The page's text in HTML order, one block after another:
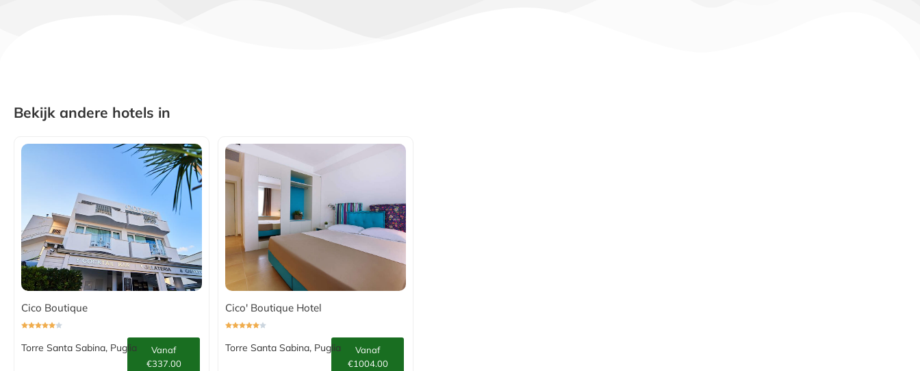
Bekijk andere hotels in
Cico Boutique
Torre Santa Sabina, Puglia
Vanaf
€337.00
Cico' Boutique Hotel
Torre Santa Sabina, Puglia
Vanaf
€1004.00